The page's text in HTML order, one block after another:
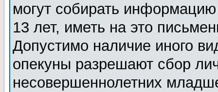
могут собирать
13 лет, иметь на это
Допустимо наличие иного
опекуны разрешают сбор
несовершеннолетних